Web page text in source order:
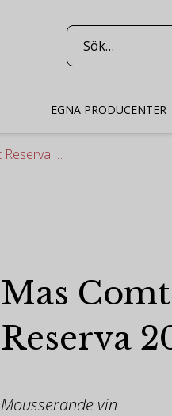
EGNA PRODUCENTER
Mas Comtal Brut Reserva 2015
Mas
Reserva
Mousserande vin